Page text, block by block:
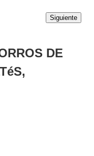
Siguiente
DE